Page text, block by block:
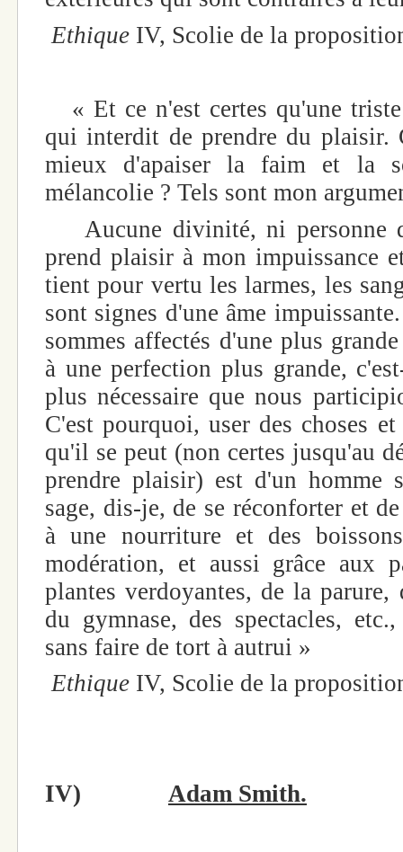
Ethique IV, Scolie de la
« Et ce n'est certes qu'une
qui interdit de prendre du plaisir.
mieux d'apaiser la faim et la
mélancolie ? Tels sont mon
Aucune divinité, ni personne
prend plaisir à mon impuissance
tient pour vertu les larmes, les
sont signes d'une âme
sommes affectés d'une plus
à une perfection plus grande,
plus nécessaire que nous
C'est pourquoi, user des choses
qu'il se peut (non certes jusqu'au
prendre plaisir) est d'un homme
sage, dis-je, de se réconforter et
à une nourriture et des
modération, et aussi grâce aux
plantes verdoyantes, de la
du gymnase, des spectacles,
sans faire de tort à autrui »
Ethique IV, Scolie de la
IV) Adam Smith.